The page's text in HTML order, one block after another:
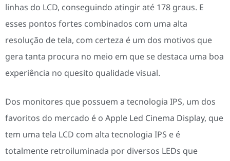
linhas do LCD, conseguindo atingir até 178 graus. E
esses pontos fortes combinados com uma alta
resolução de tela, com certeza é um dos motivos que
gera tanta procura no meio em que se destaca uma boa
experiência no quesito qualidade visual.
Dos monitores que possuem a tecnologia IPS, um dos
favoritos do mercado é o Apple Led Cinema Display, que
tem uma tela LCD com alta tecnologia IPS e é
totalmente retroiluminada por diversos LEDs que